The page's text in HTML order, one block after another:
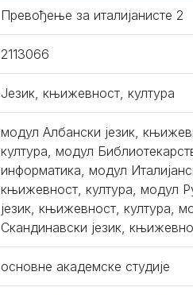
Превођење за италијанисте 2
2113066
Језик, књижевност, култура
модул Албански језик,
култура, модул
информатика, модул
књижевност, култура, модул
језик, књижевност, култура,
Скандинавски језик,
основне академске студије